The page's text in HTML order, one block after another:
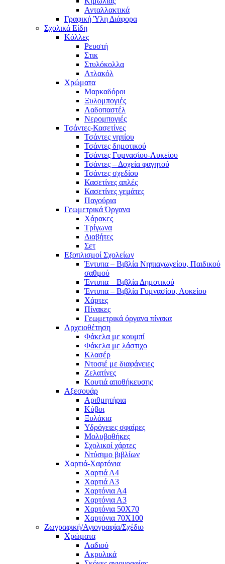
Ανταλλακτικά
Γραφική Ύλη Διάφορα
Σχολικά Είδη
Κόλλες
Ρευστή
Στικ
Στυλόκολλα
Ατλακόλ
Χρώματα
Μαρκαδόροι
Ξυλομπογιές
Λαδοπαστέλ
Νερομπογιές
Τσάντες-Κασετίνες
Τσάντες νηπίου
Τσάντες δημοτικού
Τσάντες Γυμνασίου-Λυκείου
Τσάντες – Δοχεία φαγητού
Τσάντες σχεδίου
Κασετίνες απλές
Κασετίνες γεμάτες
Παγούρια
Γεωμετρικά Όργανα
Χάρακες
Τρίγωνα
Διαβήτες
Σετ
Εξοπλισμοί Σχολείων
Έντυπα – Βιβλία Νηπιαγωγείου, Παιδικού
σαθμού
Έντυπα – Βιβλία Δημοτικού
Έντυπα – Βιβλία Γυμνασίου, Λυκείου
Χάρτες
Πίνακες
Γεωμετρικά όργανα πίνακα
Αρχειοθέτηση
Φάκελα με κουμπί
Φάκελα με λάστιχο
Κλασέρ
Ντοσιέ με διαφάνειες
Ζελατίνες
Κουτιά αποθήκευσης
Αξεσουάρ
Αριθμητήρια
Κύβοι
Ξυλάκια
Υδρόγειες σφαίρες
Μολυβοθήκες
Σχολικοί χάρτες
Ντύσιμο βιβλίων
Χαρτιά-Χαρτόνια
Χαρτιά Α4
Χαρτιά Α3
Χαρτόνια Α4
Χαρτόνια Α3
Χαρτόνια 50Χ70
Χαρτόνια 70Χ100
Ζωγραφική/Αγιογραφία/Σχέδιο
Χρώματα
Λαδιού
Ακρυλικά